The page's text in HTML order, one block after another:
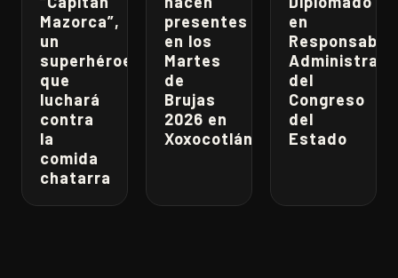
Mazorca”,
un
superhéroe
que
luchará
contra
la
comida
chatarra
presentes
en los
Martes
de
Brujas
2026 en
Xoxocotlán
en
del
Congreso
del
Estado